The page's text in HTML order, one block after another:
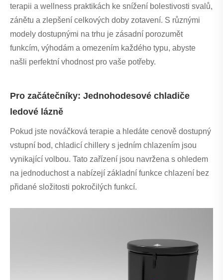
terapii a wellness praktikách ke snížení bolestivosti svalů,
zánětu a zlepšení celkových doby zotavení. S různými
modely dostupnými na trhu je zásadní porozumět
funkcím, výhodám a omezením každého typu, abyste
našli perfektní vhodnost pro vaše potřeby.
Pro začátečníky: Jednohodesové chladiče
ledové lázně
Pokud jste nováčková terapie a hledáte cenově dostupný
vstupní bod, chladicí chillery s jedním chlazením jsou
vynikající volbou. Tato zařízení jsou navržena s ohledem
na jednoduchost a nabízejí základní funkce chlazení bez
přidané složitosti pokročilých funkcí.